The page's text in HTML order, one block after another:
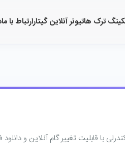
ترک هاتیونر آنلاین گیتارارتباط با ما
با قابلیت تغییر گام آنلاین و دانلود